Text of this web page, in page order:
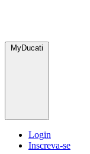
MyDucati
Login
Inscreva-se